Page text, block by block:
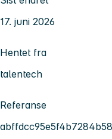
17. juni 2026
Hentet fra
talentech
Referanse